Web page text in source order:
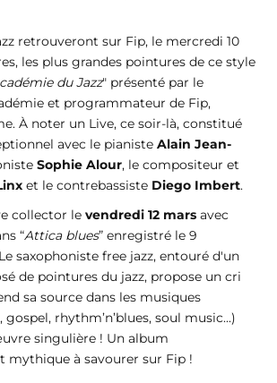
retrouveront sur Fip, le mercredi 10
les plus grandes pointures de ce style
du Jazz" présenté par le
et programmateur de Fip,
À noter un Live, ce soir-là, constitué
avec le pianiste Alain Jean-
Sophie Alour, le compositeur et
et le contrebassiste Diego Imbert.
collector le vendredi 12 mars avec
“Attica blues” enregistré le 9
saxophoniste free jazz, entouré d'un
de pointures du jazz, propose un cri
sa source dans les musiques
rhythm’n’blues, soul music...)
singulière ! Un album
mythique à savourer sur Fip !